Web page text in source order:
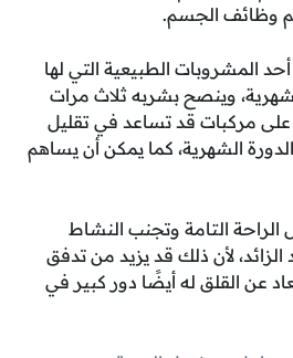
وظائف الجسم.
المشروبات الطبيعية التي لها
وينصح بشربه ثلاث مرات
مركبات قد تساعد في تقليل
الدورة الشهرية، كما يمكن أن يساهم
الراحة التامة وتجنب النشاط
الزائد، لأن ذلك قد يزيد من تدفق
عن القلق له أيضًا دور كبير في